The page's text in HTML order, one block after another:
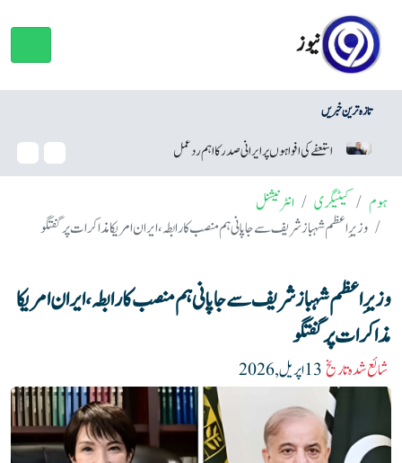
نیوز
تازہ ترین خبریں
پر ایرانی صدر کا اہم ردعمل وائٹ ہاؤس بال روم منصوبہ، ٹرمپ کو
ہوم کیٹیگری
انٹرنیشنل
وزیرِ اعظم شہباز شریف سے جاپانی ہم منصب کا رابطہ، ایران امریکا مذاکرات پر گفتگو
وزیرِ اعظم شہباز شریف سے جاپانی ہم منصب کا رابطہ، ایران امریکا
مذاکرات پر گفتگو
شائع شدہ تاریخ